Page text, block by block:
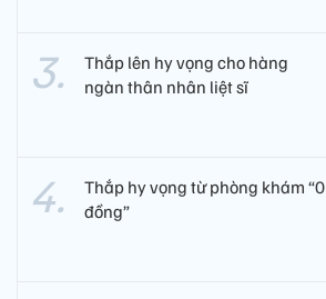
Thắp lên hy vọng cho hàng
ngàn thân nhân liệt sĩ
Thắp hy vọng từ phòng khám “0
đồng”